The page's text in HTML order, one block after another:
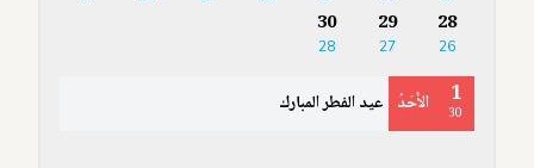
28
26
29
27
30
28
1
30 الأَحَدُ عيد الفطر المبارك